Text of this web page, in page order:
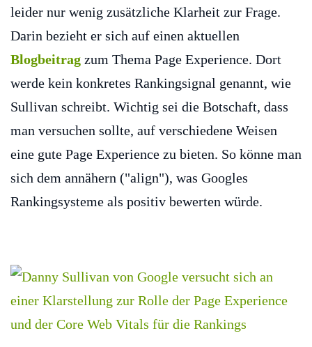
leider nur wenig zusätzliche Klarheit zur Frage.
Darin bezieht er sich auf einen aktuellen
Blogbeitrag zum Thema Page Experience. Dort
werde kein konkretes Rankingsignal genannt, wie
Sullivan schreibt. Wichtig sei die Botschaft, dass
man versuchen sollte, auf verschiedene Weisen
eine gute Page Experience zu bieten. So könne man
sich dem annähern ("align"), was Googles
Rankingsysteme als positiv bewerten würde.